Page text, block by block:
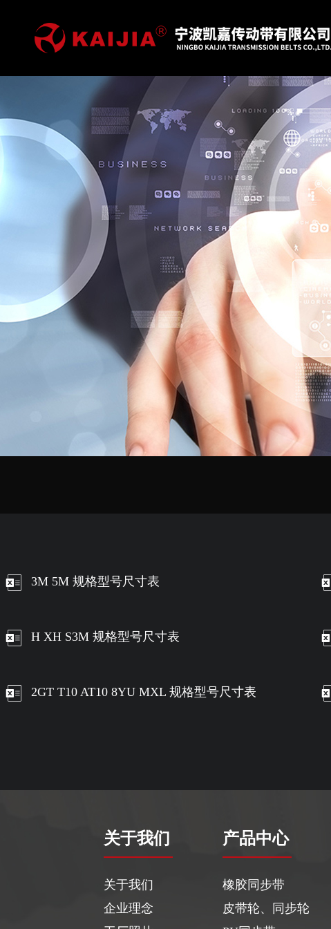
3M 5M 规格型号尺寸表
H XH S3M 规格型号尺寸表
2GT T10 AT10 8YU MXL 规格型号尺寸表
关于我们
关于我们
企业理念
产品中心
橡胶同步带
皮带轮、同步轮